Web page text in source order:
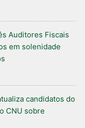
Auditores Fiscais
em solenidade
candidatos do
CNU sobre